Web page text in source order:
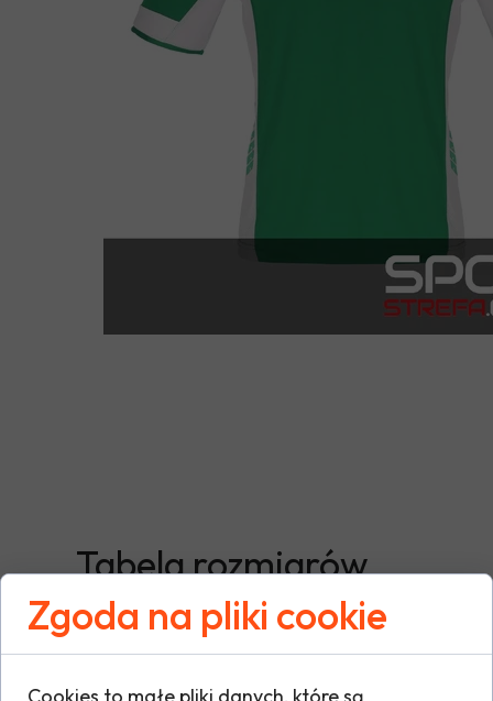
Tabela rozmiarów
Zgoda na pliki cookie
Cookies to małe pliki danych, które są